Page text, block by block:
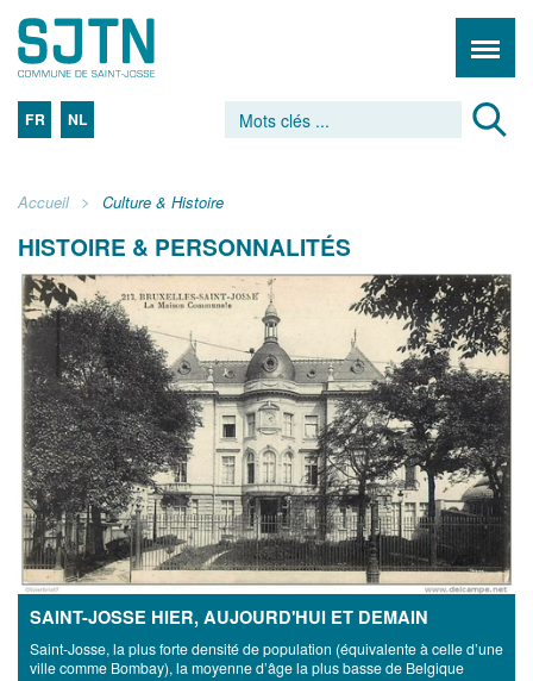
FR NL
Accueil Culture & Histoire
HISTOIRE & PERSONNALITÉS
SAINT-JOSSE HIER, AUJOURD'HUI ET DEMAIN
Saint-Josse, la plus forte densité de population (équivalente à celle d’une
ville comme Bombay), la moyenne d’âge la plus basse de Belgique